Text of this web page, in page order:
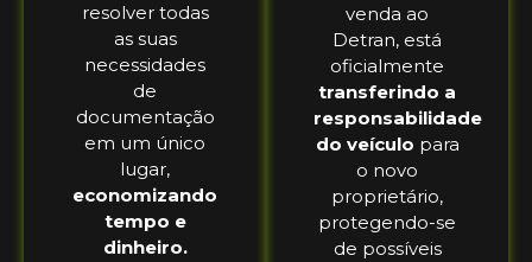
resolver todas
as suas
necessidades
de
documentação
em um único
lugar,
economizando
tempo e
dinheiro.
venda ao
Detran, está
oficialmente
transferindo a
responsabilidade
do veículo para
o novo
proprietário,
protegendo-se
de possíveis